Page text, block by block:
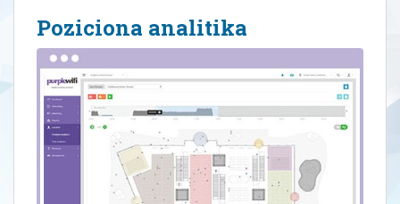
Poziciona analitika